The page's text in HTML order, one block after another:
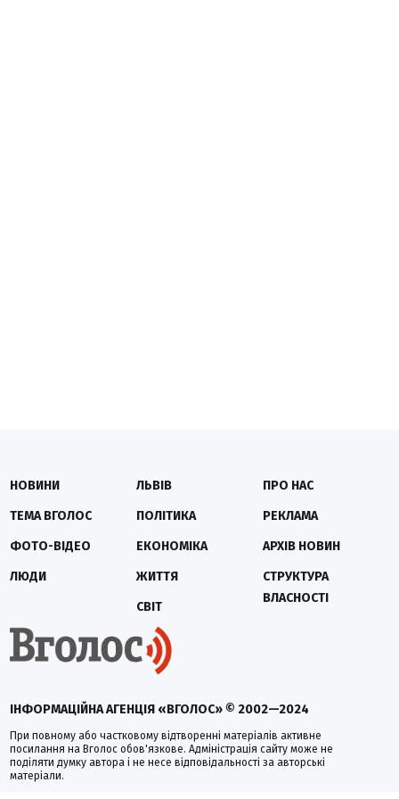
ІНФОРМАЦІЙНА АГЕНЦІЯ «ВГОЛОС» © 2002—2024
При повному або частковому відтворенні матеріалів активне
посилання на Вголос обов'язкове. Адміністрація сайту може не
поділяти думку автора і не несе відповідальності за авторські
матеріали.
НОВИНИ
ТЕМА ВГОЛОС
ФОТО-ВІДЕО
ЛЮДИ
ЛЬВІВ
ПОЛІТИКА
ЕКОНОМІКА
ЖИТТЯ
СВІТ
ПРО НАС
РЕКЛАМА
АРХІВ НОВИН
СТРУКТУРА
ВЛАСНОСТІ